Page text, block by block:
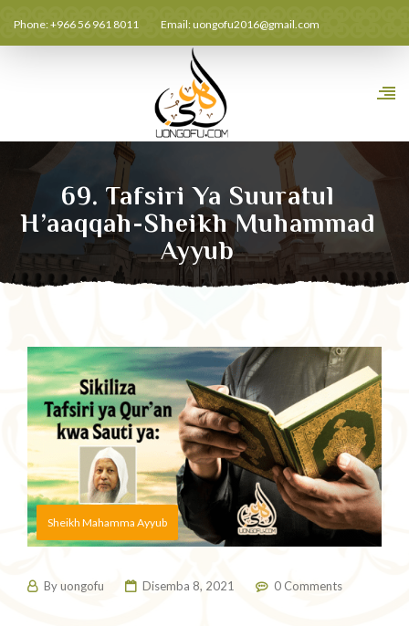
Phone: +966 56 961 8011 Email:uongofu2016@gmail.com
69. Tafsiri Ya Suuratul
H’aaqqah-Sheikh Muhammad
Ayyub
Sheikh Mahamma Ayyub
Byuongofu Disemba 8, 2021 0 Comments